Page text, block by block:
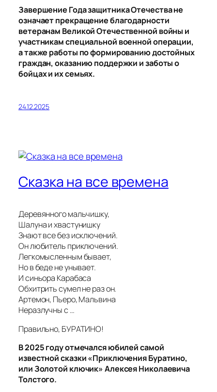
Завершение Года защитника Отечества не
означает прекращение благодарности
ветеранам Великой Отечественной войны и
участникам специальной военной операции,
а также работы по формированию достойных
граждан, оказанию поддержки и заботы о
бойцах и их семьях.
24.12.2025
Сказка на все времена
Деревянного мальчишку,
Шалуна и хвастунишку
Знают все без исключений.
Он любитель приключений.
Легкомысленным бывает,
Но в беде не унывает.
И синьора Карабаса
Обхитрить сумел не раз он.
Артемон, Пьеро, Мальвина
Неразлучны с …
Правильно, БУРАТИНО!
В 2025 году отмечался юбилей самой
известной сказки «Приключения Буратино,
или Золотой ключик» Алексея Николаевича
Толстого.